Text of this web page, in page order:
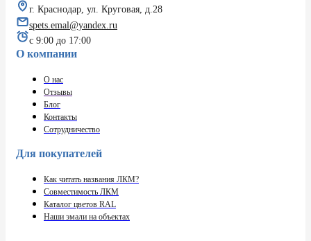
г. Краснодар, ул. Круговая, д.28
spets.emal@yandex.ru
с 9:00 до 17:00
О компании
О нас
Отзывы
Блог
Контакты
Сотрудничество
Для покупателей
Как читать названия ЛКМ?
Совместимость ЛКМ
Каталог цветов RAL
Наши эмали на объектах